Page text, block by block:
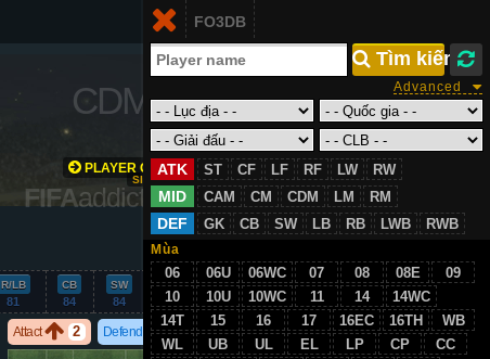
VN
FO3DB
Tìm kiếm
Advanced
ATK ST CF LF RF LW RW
MID CAM CM CDM LM RM
DEF GK CB SW LB RB LWB RWB
Mùa
06 06U 06WC 07 08 08E
09
10
10U 10WC 11 14
14WC
14T
15 16 17 16EC 16TH
WB
WL
UB UL EL LP CP
CC
PLAYER GROWTH
SIMULATION
FIFAaddict.com
CDM/86
VS
R/LB
81
CB
84
SW
84
GK
23
Attact 2 Defend 2